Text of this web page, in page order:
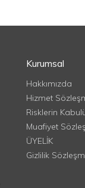
Kurumsal
Hakkımızda
Hizmet
Risklerin
Muafiyet
ÜYELİK
Gizlilik